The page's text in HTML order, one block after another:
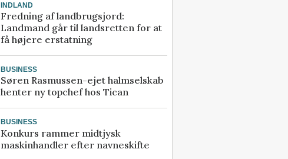
INDLAND
Fredning af landbrugsjord:
Landmand går til landsretten for at
få højere erstatning
BUSINESS
Søren Rasmussen-ejet halmselskab
henter ny topchef hos Tican
BUSINESS
Konkurs rammer midtjysk
maskinhandler efter navneskifte